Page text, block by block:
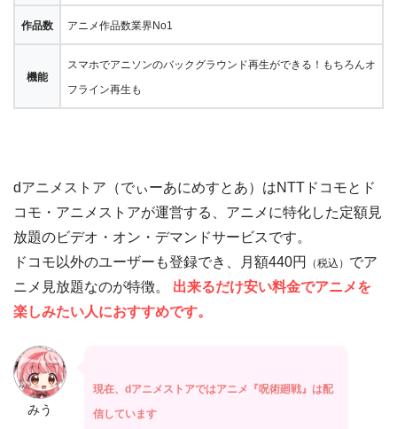
作品数 アニメ作品数業界No1
機能
スマホでアニソンのバックグラウンド再生ができる！もちろんオ
フライン再生も
dアニメストア（でぃーあにめすとあ）はNTTドコモとド
コモ・アニメストアが運営する、アニメに特化した定額見
放題のビデオ・オン・デマンドサービスです。
ドコモ以外のユーザーも登録でき、月額440円
（税込） でア
ニメ見放題なのが特徴。 出来るだけ安い料金でアニメを
楽しみたい人におすすめです。
みう
現在、dアニメストアではアニメ『呪術廻戦』は配
信しています